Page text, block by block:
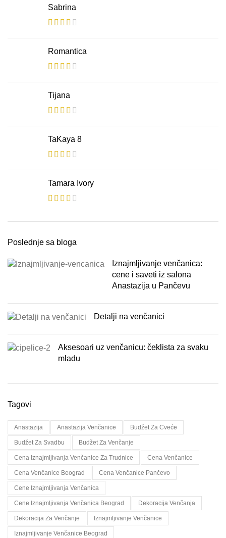
Sabrina
Romantica
Tijana
TaKaya 8
Tamara Ivory
Poslednje sa bloga
Iznajmljivanje venčanica:
cene i saveti iz salona
Anastazija u Pančevu
Detalji na venčanici
Aksesoari uz venčanicu: čeklista za svaku
mladu
Tagovi
Anastazija Anastazija Venčanice Budžet Za Cveće
Budžet Za Svadbu Budžet Za Venčanje
Cena Iznajmljivanja Venčanice Za Trudnice Cena Venčanice
Cena Venčanice Beograd Cena Venčanice Pančevo
Cene Iznajmljivanja Venčanica
Cene Iznajmljivanja Venčanica Beograd Dekoracija Venčanja
Dekoracija Za Venčanje Iznajmljivanje Venčanice
Iznajmljivanje Venčanice Beograd